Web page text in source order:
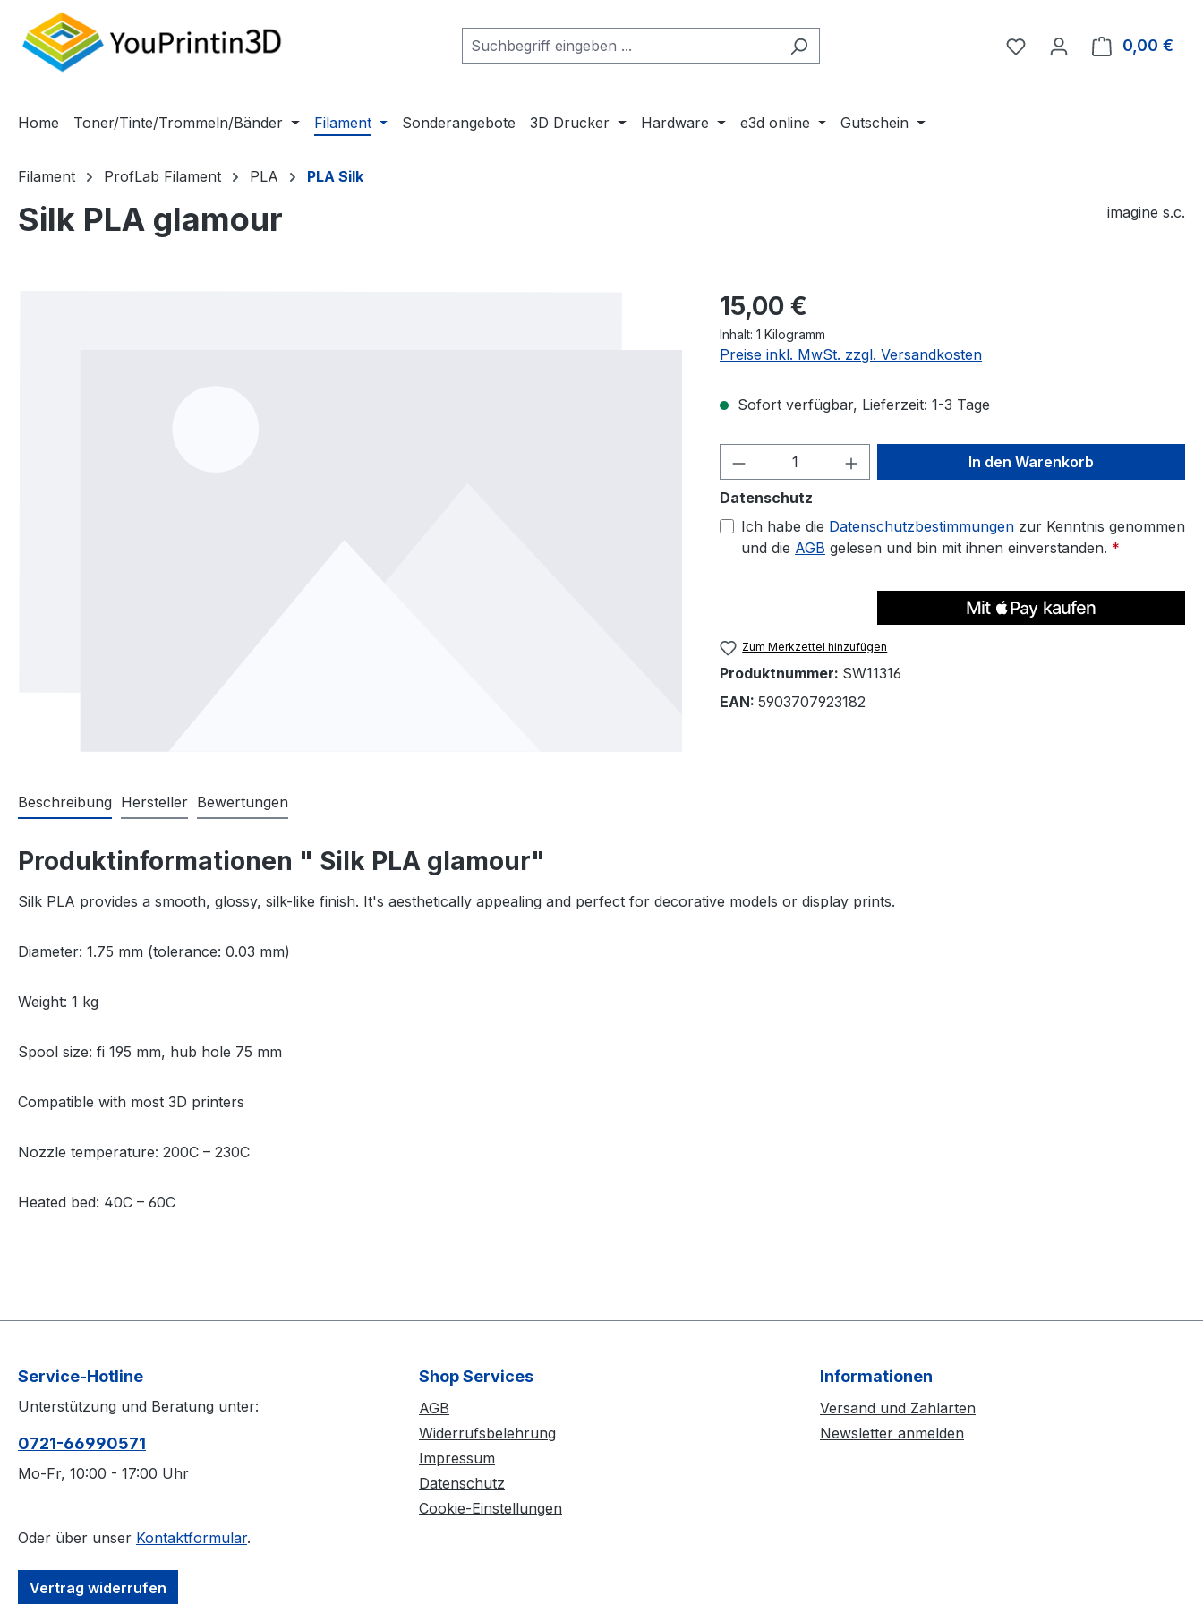
Hauptinhalt springen
Zur Suche springen
Zur Hauptnavigation springen
Du hast 0 Produkte auf
0,00 €
Home Toner/Tinte/Trommeln/Bänder Filament Sonderangebote 3D Drucker Hardware e3d online Gutschein
Filament ProfLab Filament PLA PLA Silk
Silk PLA glamour imagine s.c.
Regulärer Preis:
15,00 €
Inhalt: 1 Kilogramm
Preise inkl. MwSt. zzgl. Versandkosten
Sofort verfügbar, Lieferzeit: 1-3 Tage
Produkt Anzahl: Gib den gewünschten Wert
In den Warenkorb
Datenschutz
Ich habe die Datenschutzbestimmungen zur Kenntnis genommen
und die AGB gelesen und bin mit ihnen einverstanden. *
Zum Merkzettel hinzufügen
Produktnummer: SW11316
EAN: 5903707923182
Beschreibung Hersteller Bewertungen
Produktinformationen " Silk PLA glamour"
Silk PLA provides a smooth, glossy, silk-like finish. It's aesthetically appealing and perfect for decorative models or display prints.
Diameter: 1.75 mm (tolerance: 0.03 mm)
Weight: 1 kg
Spool size: fi 195 mm, hub hole 75 mm
Compatible with most 3D printers
Nozzle temperature: 200C – 230C
Heated bed: 40C – 60C
Service-Hotline
Unterstützung und Beratung unter:
0721-66990571
Mo-Fr, 10:00 - 17:00 Uhr
Oder über unser Kontaktformular.
Vertrag widerrufen
Shop Services
AGB
Widerrufsbelehrung
Impressum
Datenschutz
Cookie-Einstellungen
Informationen
Versand und Zahlarten
Newsletter anmelden